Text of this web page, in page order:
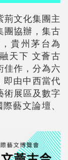
荊文化集團主
團協辦，集古
貴州茅台為
天下 文薈古
佳作，分為六
即由中西當代
術展區及數字
藝文論壇、